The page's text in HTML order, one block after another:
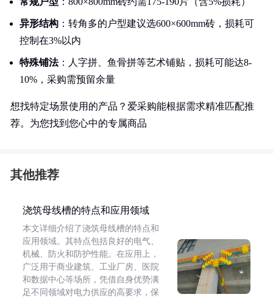
异形结构 ：转角多的户型建议选600×600mm砖，损耗可
控制在3%以内
特殊铺法：人字拼、鱼骨拼等艺术铺贴，损耗可能达8-
10%，采购需预留余量
想找特定场景使用的产品？爱采购能根据需求精准匹配推
荐。为您找到您心中的专属商品
其他推荐
浇筑母线槽的特点和应用领域
本文详细介绍了浇筑母线槽的特点和
应用领域。其特点包括良好的电气、
机械、防火和防护性能。在应用上，
广泛用于商业建筑、工业厂房、医院
和数据中心等场所，凭借自身优势满
足不同领域对电力供应的高要求，保